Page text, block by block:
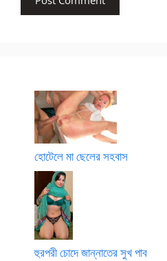
হোটেলে মা ছেলের সহবাস
হুরপরী চোদে জান্নাতের সুখ পাব